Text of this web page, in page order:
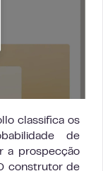
classifica os
de
a prospecção
construtor de